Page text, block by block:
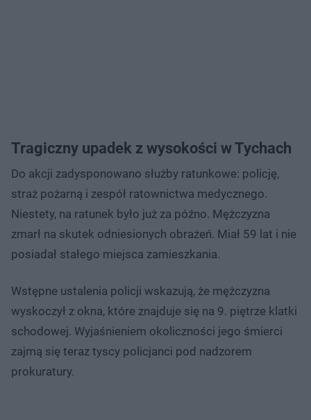
Tragiczny upadek z wysokości w Tychach
Do akcji zadysponowano służby ratunkowe: policję,
straż pożarną i zespół ratownictwa medycznego.
Niestety, na ratunek było już za późno. Mężczyzna
zmarł na skutek odniesionych obrażeń. Miał 59 lat i nie
posiadał stałego miejsca zamieszkania.
Wstępne ustalenia policji wskazują, że mężczyzna
wyskoczył z okna, które znajduje się na 9. piętrze klatki
schodowej. Wyjaśnieniem okoliczności jego śmierci
zajmą się teraz tyscy policjanci pod nadzorem
prokuratury.